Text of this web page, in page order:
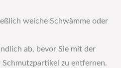
weiche Schwämme oder
ab, bevor Sie mit der
Schmutzpartikel zu entfernen.